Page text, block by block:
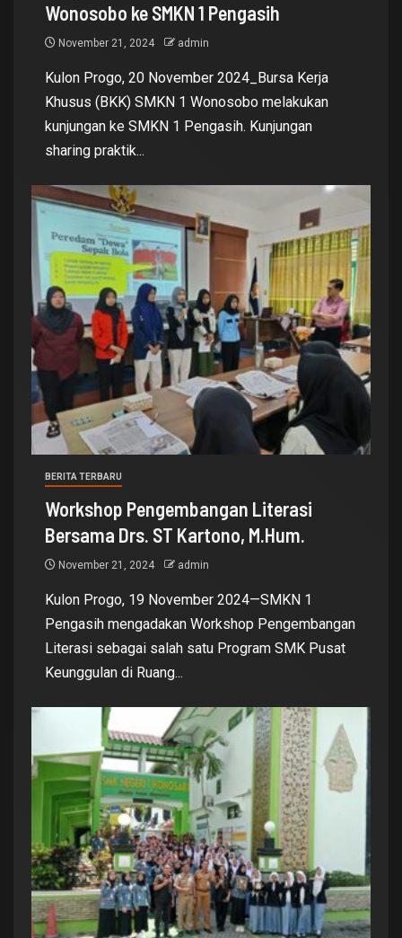
Wonosobo ke SMKN 1 Pengasih
November 21, 2024 admin
Kulon Progo, 20 November 2024_Bursa Kerja
Khusus (BKK) SMKN 1 Wonosobo melakukan
kunjungan ke SMKN 1 Pengasih. Kunjungan
sharing praktik...
BERITA TERBARU
Workshop Pengembangan Literasi
Bersama Drs. ST Kartono, M.Hum.
November 21, 2024 admin
Kulon Progo, 19 November 2024—SMKN 1
Pengasih mengadakan Workshop Pengembangan
Literasi sebagai salah satu Program SMK Pusat
Keunggulan di Ruang...